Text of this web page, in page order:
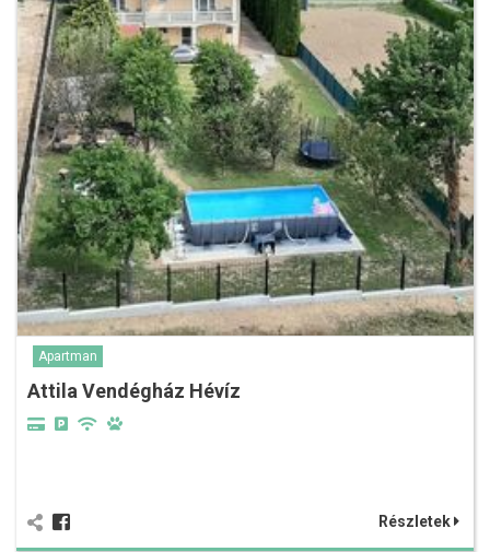
Apartman
Attila Vendégház Hévíz
Részletek